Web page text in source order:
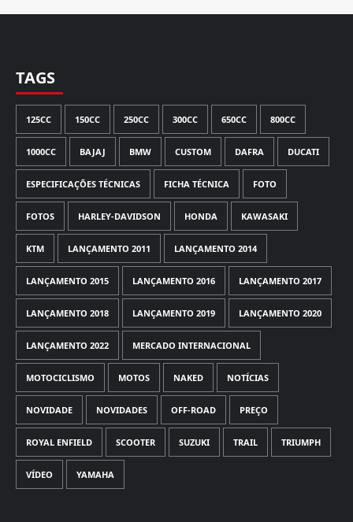
TAGS
125CC 150CC 250CC 300CC 650CC 800CC
1000CC BAJAJ BMW CUSTOM DAFRA DUCATI
ESPECIFICAÇÕES TÉCNICAS FICHA TÉCNICA FOTO
FOTOS HARLEY-DAVIDSON HONDA KAWASAKI
KTM LANÇAMENTO 2011 LANÇAMENTO 2014
LANÇAMENTO 2015 LANÇAMENTO 2016 LANÇAMENTO 2017
LANÇAMENTO 2018 LANÇAMENTO 2019 LANÇAMENTO 2020
LANÇAMENTO 2022 MERCADO INTERNACIONAL
MOTOCICLISMO MOTOS NAKED NOTÍCIAS
NOVIDADE NOVIDADES OFF-ROAD PREÇO
ROYAL ENFIELD SCOOTER SUZUKI TRAIL TRIUMPH
VÍDEO YAMAHA